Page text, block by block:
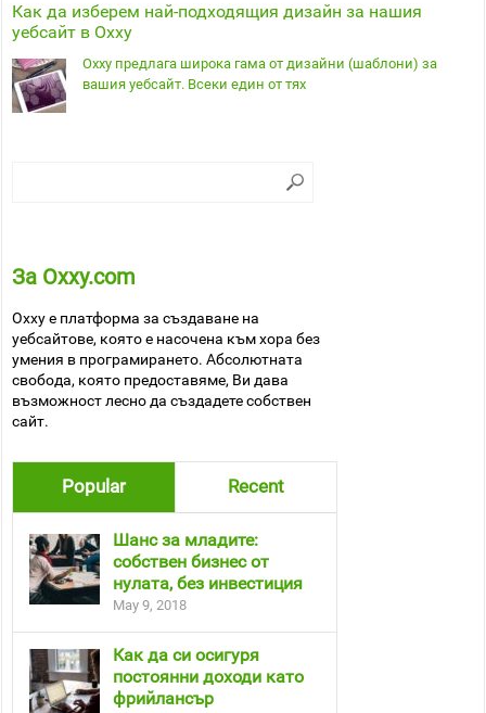
Как да изберем най-подходящия дизайн за нашия
уебсайт в Oxxy
Oxxy предлага широка гама от дизайни (шаблони) за
вашия уебсайт. Всеки един от тях
За Oxxy.com
Oxxy е платформа за създаване на
уебсайтове, която е насочена към хора без
умения в програмирането. Абсолютната
свобода, която предоставяме, Ви дава
възможност лесно да създадете собствен
сайт.
Popular Recent
Шанс за младите:
собствен бизнес от
нулата, без инвестиция
May 9, 2018
Как да си осигуря
постоянни доходи като
фрийлансър